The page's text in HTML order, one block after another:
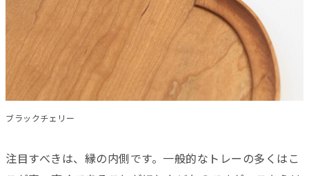
ブラックチェリー
注目すべきは、縁の内側です。一般的なトレーの多くはこ